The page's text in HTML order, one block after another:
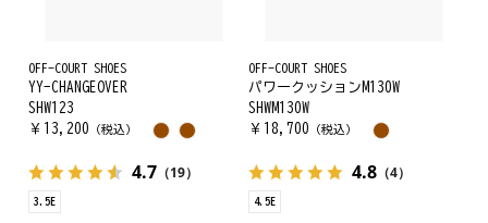
OFF-COURT SHOES
YY-CHANGEOVER
SHW123
￥ 13,200 （税込）
4.7 （19）
3.5E
OFF-COURT SHOES
パワークッションM130W
SHWM130W
￥ 18,700 （税込）
4.8（4）
4.5E